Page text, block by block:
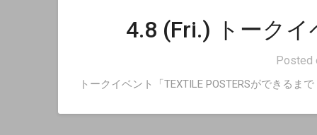
4.8 (Fri.) トーク
Posted
トークイベント「TEXTILE POSTERSができるま